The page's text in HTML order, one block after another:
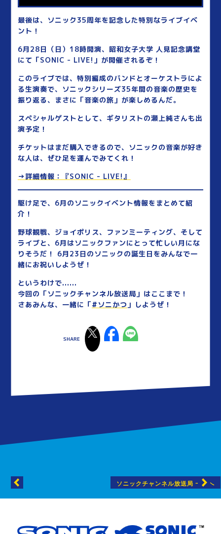
最後は、ソニック35周年を記念した特別なライブイベ
ント！
6月28日（日）18時開演、昭和女子大学 人見記念講堂
にて「SONIC - LIVE!」が開催されるぞ！
このライブでは、特別編成のバンドとオーケストラによ
る生演奏で、ソニックシリーズ35年間の音楽の歴史を
振り返る、まさに「音楽の旅」が楽しめるんだ。
スペシャルゲストとして、ギタリストの瀬上純さんも出
演予定！
チケットはまだ購入できるので、ソニックの音楽が好き
な人は、ぜひ足を運んでみてくれ！
→詳細情報：『SONIC - LIVE!』
駆け足で、6月のソニックイベント情報をまとめて紹
介！
野球観戦、ジョイポリス、ファンミーティング、そして
ライブと、6月はソニックファンにとって忙しい月にな
りそうだ！ 6月23日のソニックの誕生日をみんなで一
緒にお祝いしようぜ！
というわけで......
今回の「ソニックチャンネル放送局」はここまで！
さあみんな、一緒に「#ソニかつ 」しようぜ！
ソニックチャンネル放送局 一覧へ